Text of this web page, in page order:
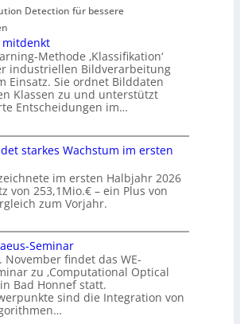
Detection für bessere
mitdenkt
Methode ‚Klassifikation‘
industriellen Bildverarbeitung
Einsatz. Sie ordnet Bilddaten
Klassen zu und unterstützt
Entscheidungen im…
starkes Wachstum im ersten
im ersten Halbjahr 2026
von 253,1Mio.€ – ein Plus von
zum Vorjahr.
Seminar
November findet das WE-
zu ‚Computational Optical
Bad Honnef statt.
sind die Integration von